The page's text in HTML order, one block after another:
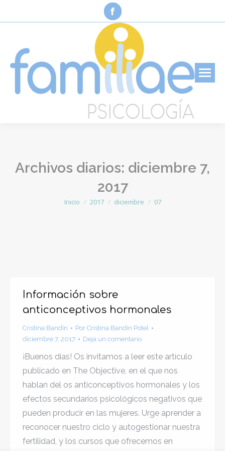
Facebook
page
opens
in
new
Archivos diarios: diciembre 7,
2017
Estás aquí:
Inicio 2017 diciembre 07
Información sobre
anticonceptivos hormonales
Cristina Bandín Por Cristina Bandín Potel
diciembre 7, 2017
Deja un comentario
¡Buenos días! Os invitamos a leer este artículo
publicado en The Objective, en el que nos
hablan del os anticonceptivos hormonales y los
efectos secundarios psicológicos negativos que
pueden producir en las mujeres. Urge aprender a
reconocer nuestro ciclo y autogestionar nuestra
fertilidad, y los cursos que ofrecemos en